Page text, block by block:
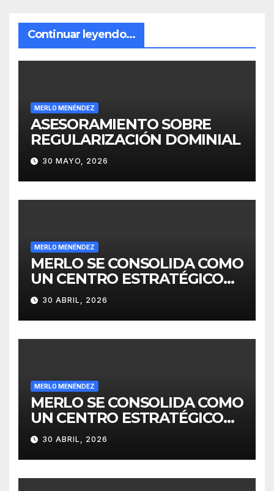
Continuar leyendo...
MERLO MENÉNDEZ
ASESORAMIENTO SOBRE
REGULARIZACIÓN DOMINIAL
30 MAYO, 2026
MERLO MENÉNDEZ
MERLO SE CONSOLIDA COMO
UN CENTRO ESTRATÉGICO
PARA EL DESARROLLO DE
INVERSIONES
30 ABRIL, 2026
MERLO MENÉNDEZ
MERLO SE CONSOLIDA COMO
UN CENTRO ESTRATÉGICO
PARA EL DESARROLLO DE
INVERSIONES
30 ABRIL, 2026